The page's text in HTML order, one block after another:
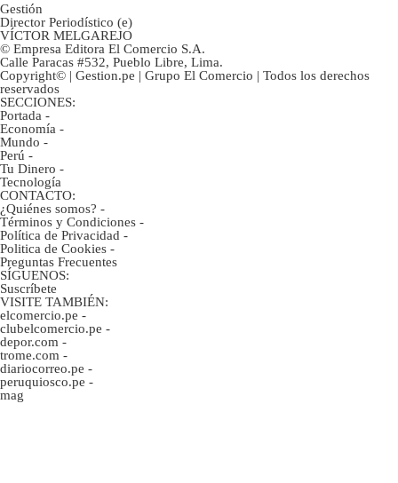
Gestión
Director Periodístico (e)
VÍCTOR MELGAREJO
© Empresa Editora El Comercio S.A.
Calle Paracas #532, Pueblo Libre, Lima.
Copyright© | Gestion.pe | Grupo El Comercio | Todos los derechos
reservados
SECCIONES:
Portada -
Economía -
Mundo -
Perú -
Tu Dinero -
Tecnología
CONTACTO:
¿Quiénes somos? -
Términos y Condiciones -
Política de Privacidad -
Politica de Cookies -
Preguntas Frecuentes
SÍGUENOS:
Suscríbete
VISITE TAMBIÉN:
elcomercio.pe -
clubelcomercio.pe -
depor.com -
trome.com -
diariocorreo.pe -
peruquiosco.pe -
mag